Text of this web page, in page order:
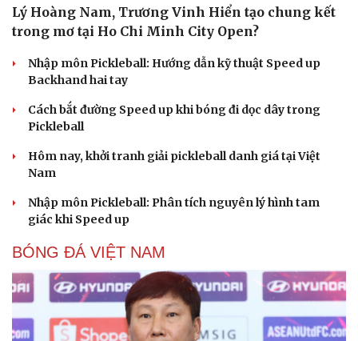
Cải chính
Lý Hoàng Nam, Trương Vinh Hiển tạo chung kết
trong mơ tại Ho Chi Minh City Open?
Nhập môn Pickleball: Hướng dẫn kỹ thuật Speed up
Backhand hai tay
Cách bắt đường Speed up khi bóng đi dọc dây trong
Pickleball
Hôm nay, khởi tranh giải pickleball danh giá tại Việt
Nam
Nhập môn Pickleball: Phân tích nguyên lý hình tam
giác khi Speed up
BÓNG ĐÁ VIỆT NAM